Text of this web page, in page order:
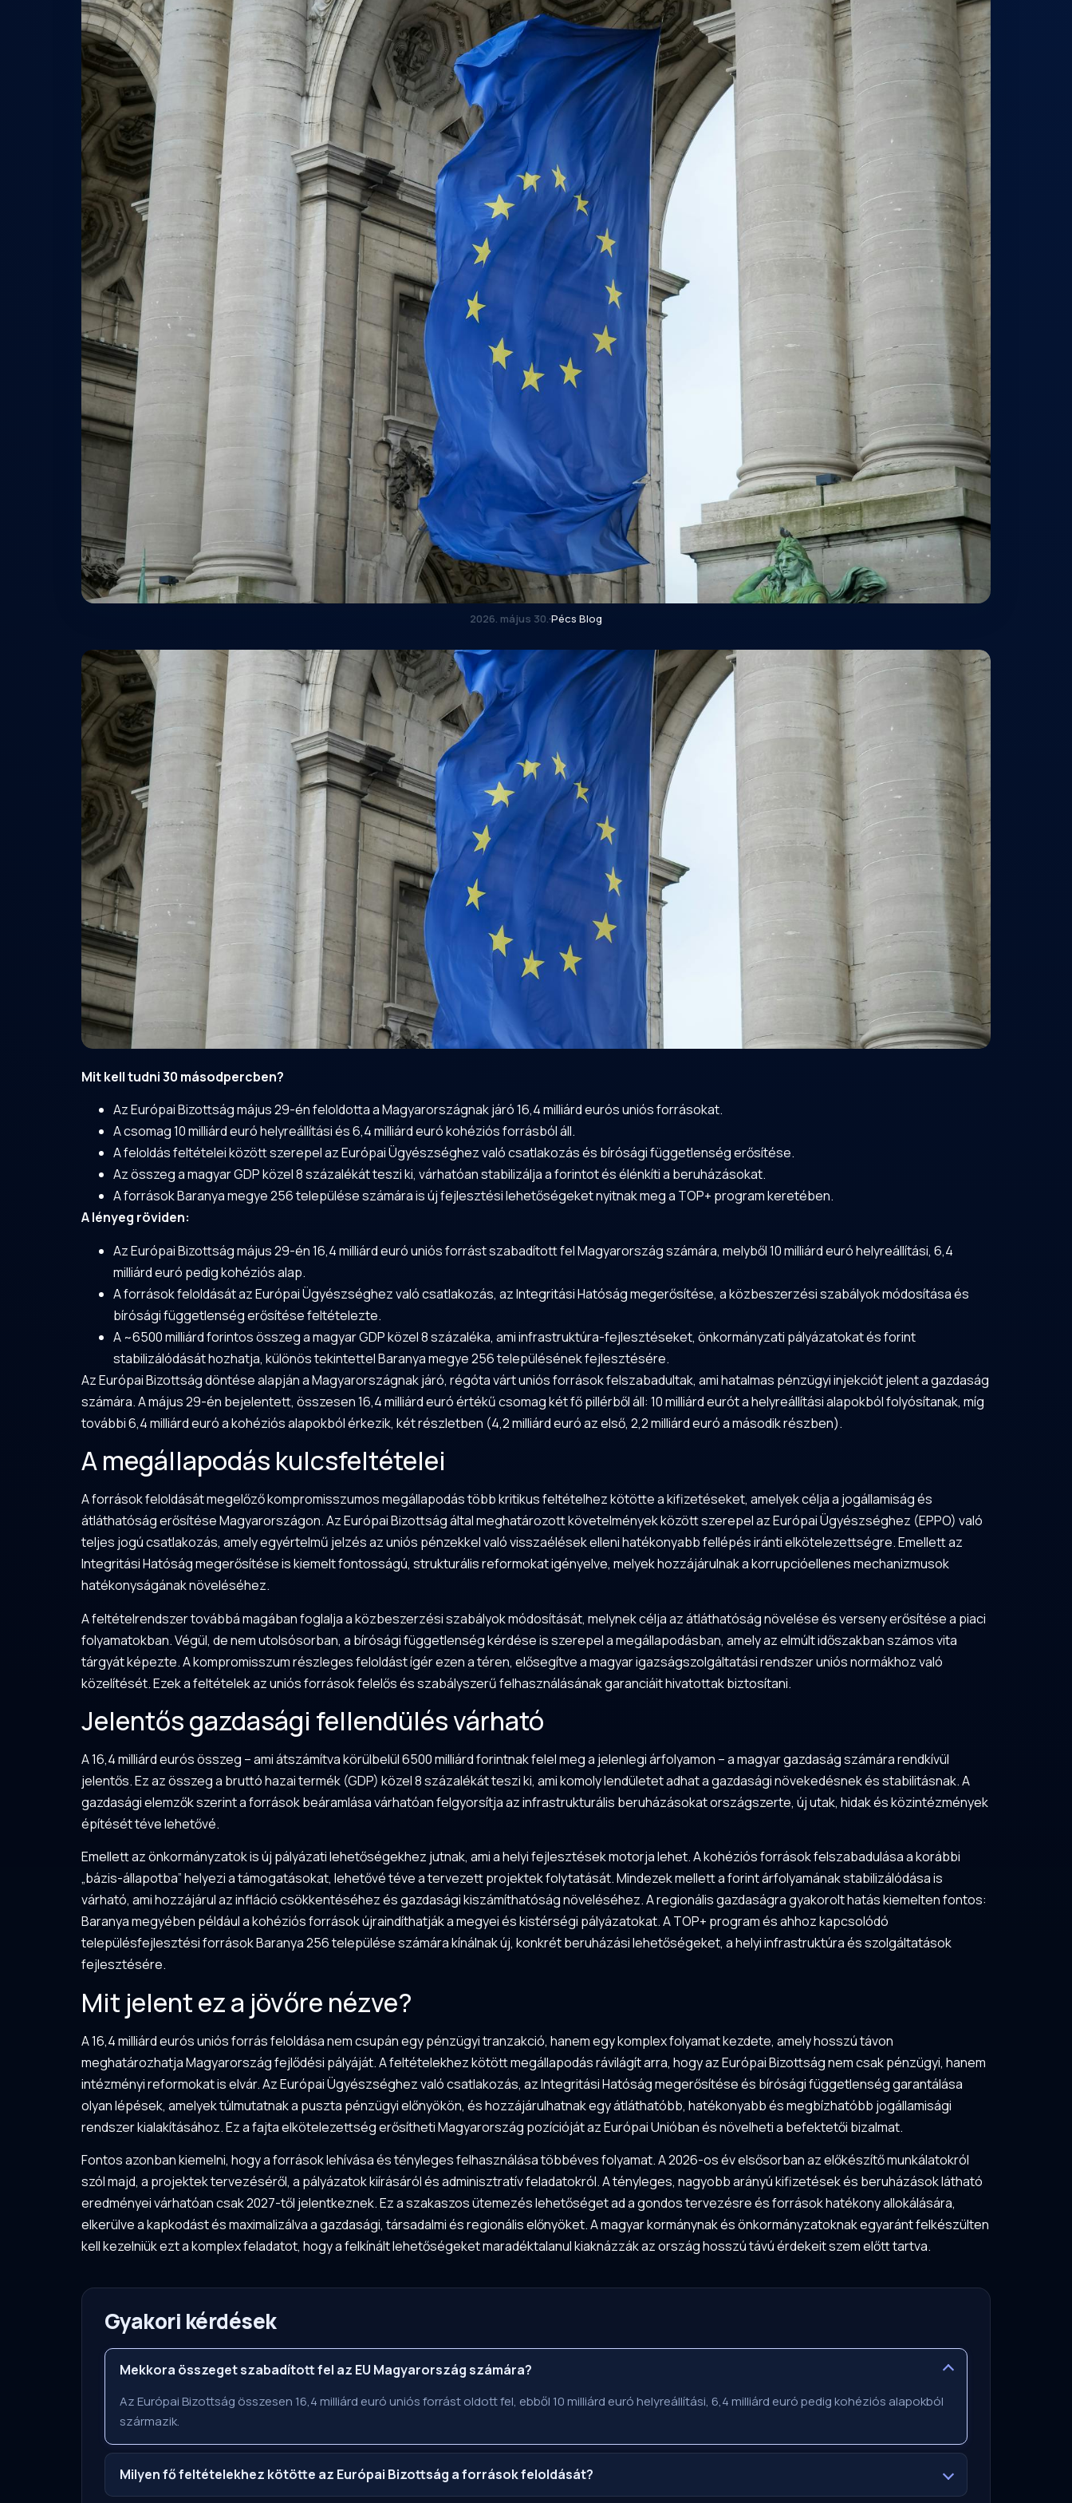
2026. május 30.·Pécs Blog
Mit kell tudni 30 másodpercben?
Az Európai Bizottság május 29-én feloldotta a Magyarországnak járó 16,4 milliárd eurós uniós forrásokat.
A csomag 10 milliárd euró helyreállítási és 6,4 milliárd euró kohéziós forrásból áll.
A feloldás feltételei között szerepel az Európai Ügyészséghez való csatlakozás és bírósági függetlenség erősítése.
Az összeg a magyar GDP közel 8 százalékát teszi ki, várhatóan stabilizálja a forintot és élénkíti a beruházásokat.
A forrásokBaranyamegye 256 települése számára is új fejlesztési lehetőségeket nyitnak meg a TOP+ program keretében.
A lényeg röviden:
Az Európai Bizottság május 29-én 16,4 milliárd euró uniós forrást szabadított fel Magyarország számára, melyből 10 milliárd euró helyreállítási, 6,4
milliárd euró pedig kohéziós alap.
A források feloldását az Európai Ügyészséghez való csatlakozás, az Integritási Hatóság megerősítése, a közbeszerzési szabályok módosítása és
bírósági függetlenség erősítése feltételezte.
A ~6500 milliárd forintos összeg a magyar GDP közel 8 százaléka, ami infrastruktúra-fejlesztéseket, önkormányzati pályázatokat és forint
stabilizálódását hozhatja, különös tekintettel Baranya megye 256 településének fejlesztésére.
Az Európai Bizottság döntése alapján a Magyarországnak járó, régóta várt uniós források felszabadultak, ami hatalmas pénzügyi injekciót jelent a gazdaság
számára. A május 29-én bejelentett, összesen 16,4 milliárd euró értékű csomag két fő pillérből áll: 10 milliárd eurót a helyreállítási alapokból folyósítanak, míg
további 6,4 milliárd euró a kohéziós alapokból érkezik, két részletben (4,2 milliárd euró az első, 2,2 milliárd euró a második részben).
A megállapodás kulcsfeltételei
A források feloldását megelőző kompromisszumos megállapodás több kritikus feltételhez kötötte a kifizetéseket, amelyek célja a jogállamiság és
átláthatóság erősítése Magyarországon. Az Európai Bizottság által meghatározott követelmények között szerepel az Európai Ügyészséghez (EPPO) való
teljes jogú csatlakozás, amely egyértelmű jelzés az uniós pénzekkel való visszaélések elleni hatékonyabb fellépés iránti elkötelezettségre. Emellett az
Integritási Hatóság megerősítése is kiemelt fontosságú, strukturális reformokat igényelve, melyek hozzájárulnak a korrupcióellenes mechanizmusok
hatékonyságának növeléséhez.
A feltételrendszer továbbá magában foglalja a közbeszerzési szabályok módosítását, melynek célja az átláthatóság növelése és verseny erősítése a piaci
folyamatokban. Végül, de nem utolsósorban, a bírósági függetlenség kérdése is szerepel a megállapodásban, amely az elmúlt időszakban számos vita
tárgyát képezte. A kompromisszum részleges feloldást ígér ezen a téren, elősegítve a magyar igazságszolgáltatási rendszer uniós normákhoz való
közelítését. Ezek a feltételek az uniós források felelős és szabályszerű felhasználásának garanciáit hivatottak biztosítani.
Jelentős gazdasági fellendülés várható
A 16,4 milliárd eurós összeg – ami átszámítva körülbelül 6500 milliárd forintnak felel meg a jelenlegi árfolyamon – a magyar gazdaság számára rendkívül
jelentős. Ez az összeg a bruttó hazai termék (GDP) közel 8 százalékát teszi ki, ami komoly lendületet adhat a gazdasági növekedésnek és stabilitásnak. A
gazdasági elemzők szerint a források beáramlása várhatóan felgyorsítja az infrastrukturális beruházásokat országszerte, új utak, hidak és közintézmények
építését téve lehetővé.
Emellett az önkormányzatok is új pályázati lehetőségekhez jutnak, ami a helyi fejlesztések motorja lehet. A kohéziós források felszabadulása a korábbi
„bázis-állapotba” helyezi a támogatásokat, lehetővé téve a tervezett projektek folytatását. Mindezek mellett a forint árfolyamának stabilizálódása is
várható, ami hozzájárul az infláció csökkentéséhez és gazdasági kiszámíthatóság növeléséhez. A regionális gazdaságra gyakorolt hatás kiemelten fontos:
Baranya megyében például a kohéziós források újraindíthatják a megyei és kistérségi pályázatokat. A TOP+ program és ahhoz kapcsolódó
településfejlesztési források Baranya 256 települése számára kínálnak új, konkrét beruházási lehetőségeket, a helyi infrastruktúra és szolgáltatások
fejlesztésére.
Mit jelent ez a jövőre nézve?
A 16,4 milliárd eurós uniós forrás feloldása nem csupán egy pénzügyi tranzakció, hanem egy komplex folyamat kezdete, amely hosszú távon
meghatározhatja Magyarország fejlődési pályáját. A feltételekhez kötött megállapodás rávilágít arra, hogy az Európai Bizottság nem csak pénzügyi, hanem
intézményi reformokat is elvár. Az Európai Ügyészséghez való csatlakozás, az Integritási Hatóság megerősítése és bírósági függetlenség garantálása
olyan lépések, amelyek túlmutatnak a puszta pénzügyi előnyökön, és hozzájárulhatnak egy átláthatóbb, hatékonyabb és megbízhatóbb jogállamisági
rendszer kialakításához. Ez a fajta elkötelezettség erősítheti Magyarország pozícióját az Európai Unióban és növelheti a befektetői bizalmat.
Fontos azonban kiemelni, hogy a források lehívása és tényleges felhasználása többéves folyamat. A 2026-os év elsősorban az előkészítő munkálatokról
szól majd, a projektek tervezéséről, a pályázatok kiírásáról és adminisztratív feladatokról. A tényleges, nagyobb arányú kifizetések és beruházások látható
eredményei várhatóan csak 2027-től jelentkeznek. Ez a szakaszos ütemezés lehetőséget ad a gondos tervezésre és források hatékony allokálására,
elkerülve a kapkodást és maximalizálva a gazdasági, társadalmi és regionális előnyöket. A magyar kormánynak és önkormányzatoknak egyaránt felkészülten
kell kezelniük ezt a komplex feladatot, hogy a felkínált lehetőségeket maradéktalanul kiaknázzák az ország hosszú távú érdekeit szem előtt tartva.
Gyakori kérdések
Mekkora összeget szabadított fel az EU Magyarország számára?
Az Európai Bizottság összesen 16,4 milliárd euró uniós forrást oldott fel, ebből 10 milliárd euró helyreállítási, 6,4 milliárd euró pedig kohéziós alapokból
származik.
Milyen fő feltételekhez kötötte az Európai Bizottság a források feloldását?